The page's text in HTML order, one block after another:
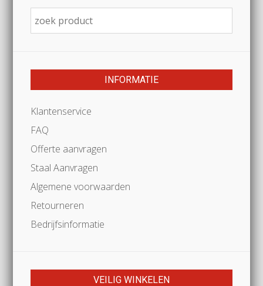
INFORMATIE
Klantenservice
FAQ
Offerte aanvragen
Staal Aanvragen
Algemene voorwaarden
Retourneren
Bedrijfsinformatie
VEILIG WINKELEN